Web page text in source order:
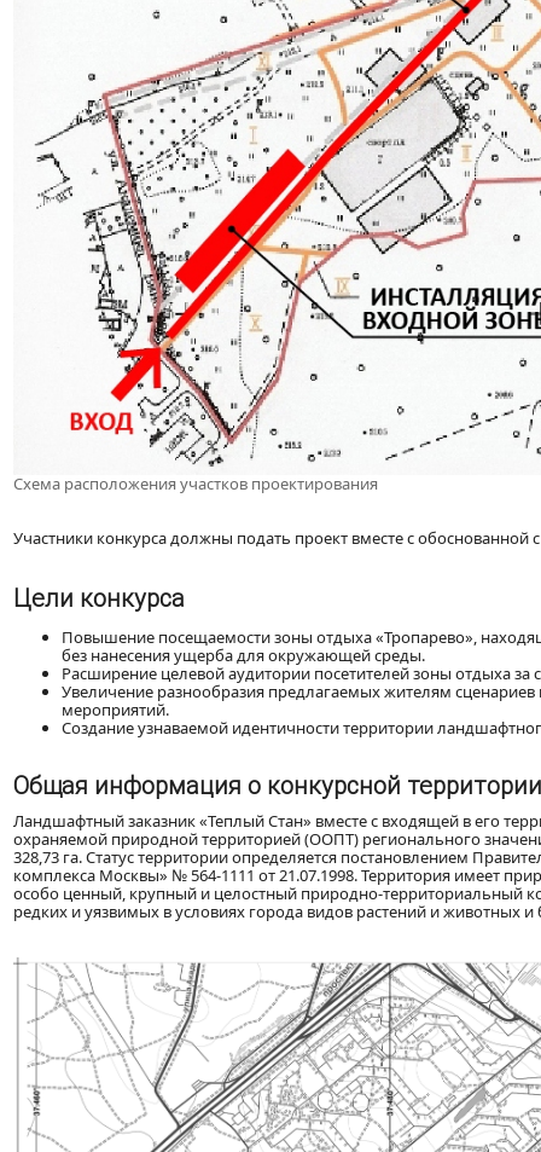
Схема расположения участков проектирования
Участники конкурса должны подать проект вместе с
Цели конкурса
Повышение посещаемости зоны отдыха «Тропарево»,
без нанесения ущерба для окружающей среды.
Расширение целевой аудитории посетителей зоны отдыха за
Увеличение разнообразия предлагаемых жителям
мероприятий.
Создание узнаваемой идентичности территории
Общая информация о конкурсной территории
Ландшафтный заказник «Теплый Стан» вместе с входящей в его
охраняемой природной территорией (ООПТ) регионального
328,73 га. Статус территории определяется постановлением
комплекса Москвы» № 564-1111 от 21.07.1998. Территория имеет
особо ценный, крупный и целостный природно-
редких и уязвимых в условиях города видов растений и